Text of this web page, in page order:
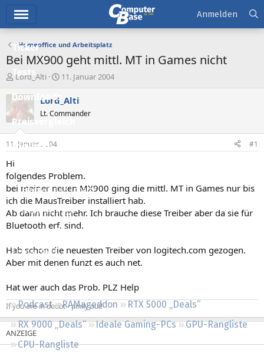
Ticker
Tests
Downloads
Preisvergleich
Forum
Aktuelles
Empfohlene Inhalte
Neue Beiträge
Neueste Aktivitäten
Leserartikel
Podcast RAMageddon
RTX 5000 „Deals“
RX 9000 „Deals“
Ideale Gaming-PCs
GPU-Rangliste
CPU-Rangliste
Anmelden
Homeoffice und Arbeitsplatz
Bei MX900 geht mittl. MT in Games nicht
E
s
t
e
e
Lord_Alti
E
t
e
t
m
11. Januar 2004
Lord_Alti
Lt. Commander
11. Januar 2004 #1
Hi
folgendes Problem.
bei meiner neuen MX900 ging die mittl. MT in Games nur bis
ich die MausTreiber installiert hab.
Ab dann nicht mehr. Ich brauche diese Treiber aber da sie für
Bluetooth erf. sind.
Hab schon die neuesten Treiber von logitech.com gezogen.
Aber mit denen funzt es auch net.
Hat wer auch das Prob. PLZ Help
If you are in doubt - pinky out!